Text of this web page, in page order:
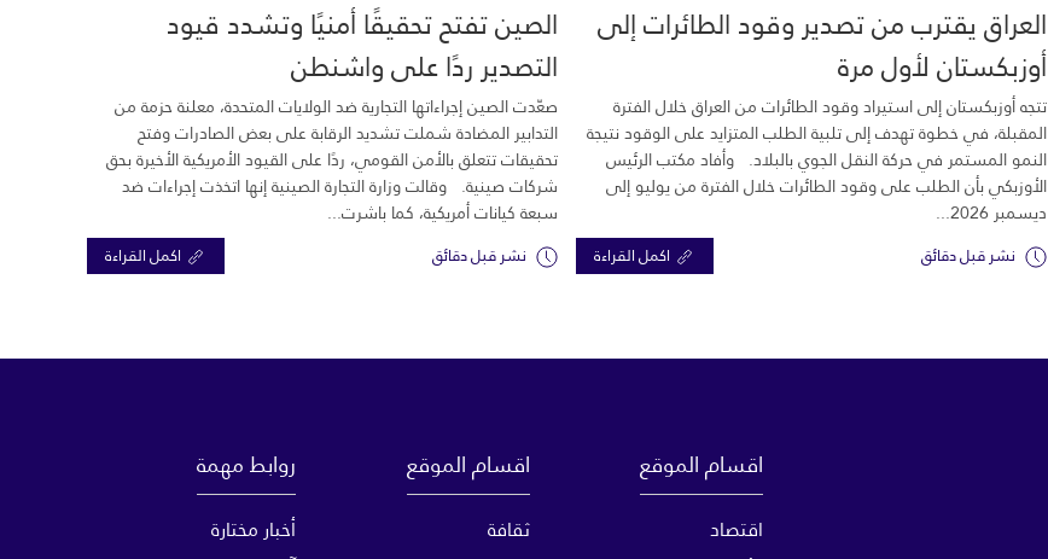
العراق يقترب من تصدير وقود الطائرات إلى
أوزبكستان لأول مرة
تتجه أوزبكستان إلى استيراد وقود الطائرات من العراق خلال الفترة
المقبلة، في خطوة تهدف إلى تلبية الطلب المتزايد على الوقود نتيجة
النمو المستمر في حركة النقل الجوي بالبلاد. وأفاد مكتب الرئيس
الأوزبكي بأن الطلب على وقود الطائرات خلال الفترة من يوليو إلى
ديسمبر 2026...
نشر قبل دقائق اكمل القراءة
الصين تفتح تحقيقًا أمنيًا وتشدد قيود
التصدير ردًا على واشنطن
صعّدت الصين إجراءاتها التجارية ضد الولايات المتحدة، معلنة حزمة من
التدابير المضادة شملت تشديد الرقابة على بعض الصادرات وفتح
تحقيقات تتعلق بالأمن القومي، ردًا على القيود الأمريكية الأخيرة بحق
شركات صينية. وقالت وزارة التجارة الصينية إنها اتخذت إجراءات ضد
سبعة كيانات أمريكية، كما باشرت...
نشر قبل دقائق اكمل القراءة
اقسام الموقع
اقتصاد
اقسام الموقع
ثقافة
روابط مهمة
أخبار مختارة